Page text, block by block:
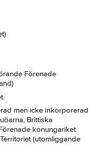
Förenade
men icke inkorporerad
Brittiska
konungariket
(utomliggande